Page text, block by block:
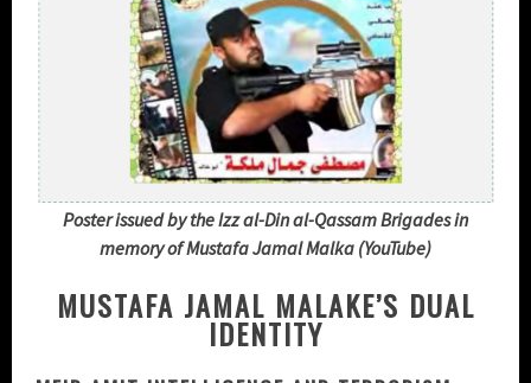
Poster issued by the Izz al-Din al-Qassam Brigades in
memory of Mustafa Jamal Malka (YouTube)
MUSTAFA JAMAL MALAKE’S DUAL
IDENTITY